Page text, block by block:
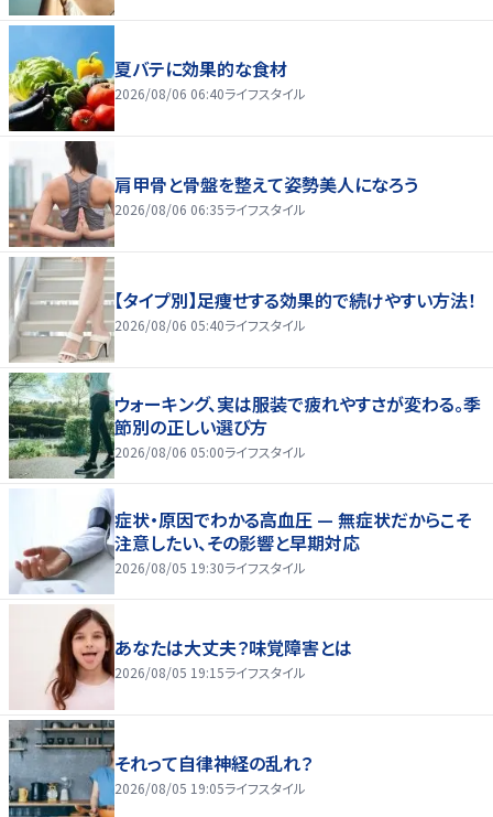
夏バテに効果的な食材
2026/08/06 06:40ライフスタイル
肩甲骨と骨盤を整えて姿勢美人になろう
2026/08/06 06:35ライフスタイル
【タイプ別】足痩せする効果的で続けやすい方法！
2026/08/06 05:40ライフスタイル
ウォーキング、実は服装で疲れやすさが変わる。季
節別の正しい選び方
2026/08/06 05:00ライフスタイル
症状・原因でわかる高血圧 — 無症状だからこそ
注意したい、その影響と早期対応
2026/08/05 19:30ライフスタイル
あなたは大丈夫？味覚障害とは
2026/08/05 19:15ライフスタイル
それって自律神経の乱れ？
2026/08/05 19:05ライフスタイル